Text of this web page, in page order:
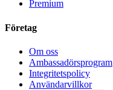
Premium
Företag
Om oss
Ambassadörsprogram
Integritetspolicy
Användarvillkor